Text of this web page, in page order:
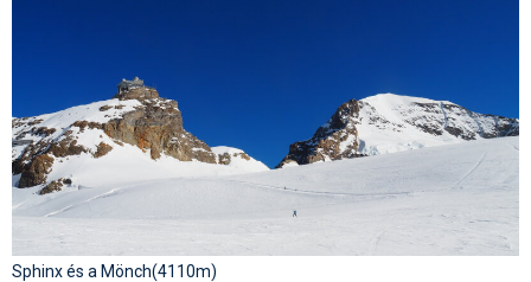
Sphinx és a Mönch(4110m)